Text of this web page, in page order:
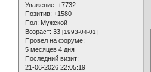
Уважение: +7732
Позитив: +1580
Пол: Мужской
Возраст: 33 [1993-04-01]
Провел на форуме:
5 месяцев 4 дня
Последний визит:
21-06-2026 22:05:19